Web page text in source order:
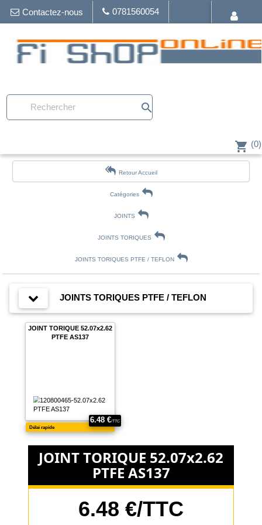
Contactez-nous 0781560054
search
shopping_cart (0)
Retour Accueil
Catégories
JOINTS
JOINTS TORIQUES
JOINTS TORIQUES PTFE / TEFLON
JOINTS TORIQUES PTFE / TEFLON
JOINT TORIQUE 52.07x2.62
PTFE AS137
JOINT TORIQUE 52.07x2.62
PTFE AS137
6.48 €/TTC